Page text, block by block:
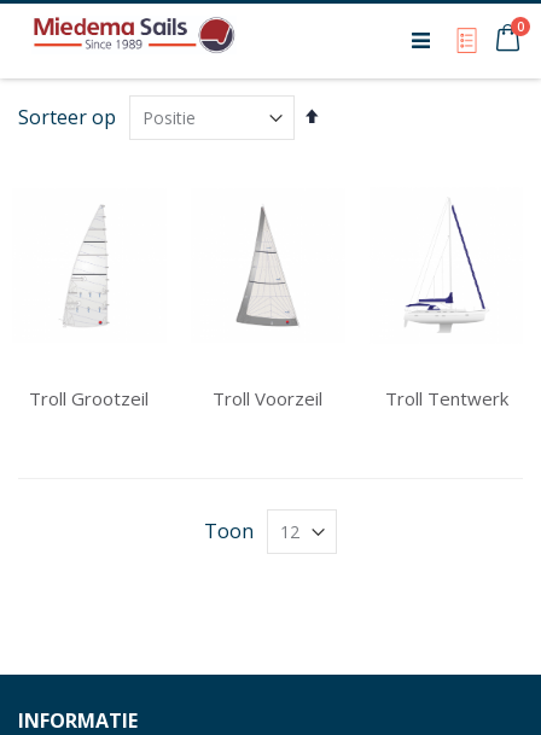
My0
Sorteer op
Van
Troll Grootzeil Troll Voorzeil Troll Tentwerk
Toon
INFORMATIE